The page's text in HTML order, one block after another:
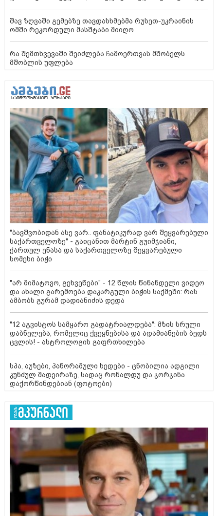
შავ ზღვაში გემებზე თავდასხმებმა რუსეთ-უკრაინის
ომში რეკორდული მასშტაბი მიიღო
რა შემთხვევაში შეიძლება ჩამოერთვას მშობელს
მშობლის უფლება
"ბავშვობიდან ასე ვარ.. ფანატიკურად ვარ შეყვარებული
საქართველოზე" - გაიცანით მარტინ გუიმჯიანი,
ქართულ ენასა და საქართველოზე შეყვარებული
სომეხი ბიჭი
"არ მიმატოვო, გეხვეწები" - 12 წლის წინანდელი ვიდეო
და ახალი გარემოება დაკარგული ბიჭის საქმეში: რას
ამბობს გურამ დადიანიძის დედა
"12 აგვისტოს სამყარო გადატრიალდება": მზის სრული
დაბნელება, რომელიც ქვეყნებისა და ადამიანების ბედს
ცვლის! - ასტროლოგის გაფრთხილება
სპა, აუზები, პანორამული ხედები - ცნობილია ადგილი
კუნძულ მადეირაზე, სადაც რონალდუ და ჯორჯინა
დაქორწინდებიან (ფოტოები)